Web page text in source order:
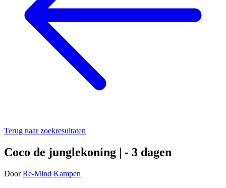
Terug naar zoekresultaten
Coco de junglekoning | - 3 dagen
Door Re-Mind Kampen